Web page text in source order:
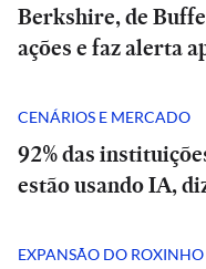
Berkshire, de
ações e faz alerta
CENÁRIOS E MERCADO
92% das
estão usando IA,
EXPANSÃO DO ROXINHO